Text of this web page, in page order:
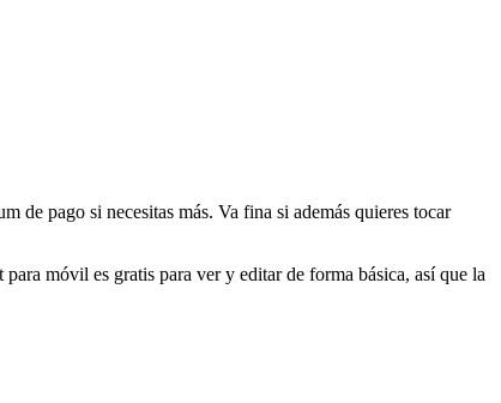
de pago si necesitas más. Va fina si además quieres tocar
móvil es gratis para ver y editar de forma básica, así que la